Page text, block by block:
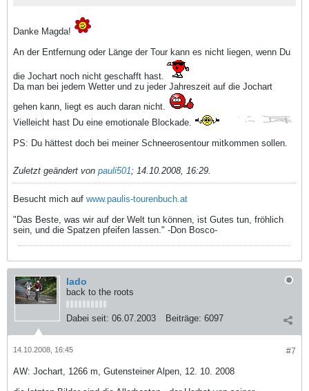
Danke Magda!
An der Entfernung oder Länge der Tour kann es nicht liegen, wenn Du
die Jochart noch nicht geschafft hast.
Da man bei jedem Wetter und zu jeder Jahreszeit auf die Jochart
gehen kann, liegt es auch daran nicht.
Vielleicht hast Du eine emotionale Blockade.
PS: Du hättest doch bei meiner Schneerosentour mitkommen sollen.
Zuletzt geändert von pauli501; 14.10.2008, 16:29.
Besucht mich auf www.paulis-tourenbuch.at
"Das Beste, was wir auf der Welt tun können, ist Gutes tun, fröhlich
sein, und die Spatzen pfeifen lassen." -Don Bosco-
lado
back to the roots
Dabei seit: 06.07.2003 Beiträge: 6097
#7
14.10.2008, 16:45
AW: Jochart, 1266 m, Gutensteiner Alpen, 12. 10. 2008